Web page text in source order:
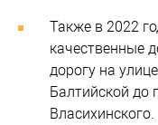
Также в 2022
качественные
дорогу на
Балтийской до